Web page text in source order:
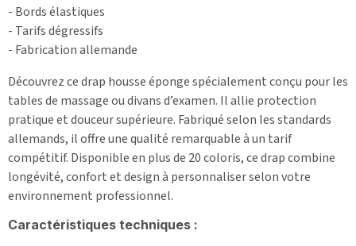
- Bords élastiques
- Tarifs dégressifs
- Fabrication allemande
Découvrez ce drap housse éponge spécialement conçu pour les
tables de massage ou divans d’examen. Il allie protection
pratique et douceur supérieure. Fabriqué selon les standards
allemands, il offre une qualité remarquable à un tarif
compétitif. Disponible en plus de 20 coloris, ce drap combine
longévité, confort et design à personnaliser selon votre
environnement professionnel.
Caractéristiques techniques :